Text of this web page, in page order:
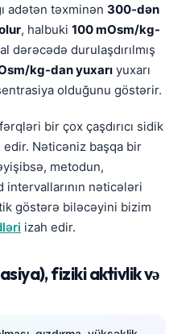
adətən təxminən 300-dən
, halbuki 100 mOsm/kg-
dərəcədə durulaşdırılmış
kg-dan yuxarı yuxarı
olduğunu göstərir.
bir çox çaşdırıcı sidik
edir. Nəticəniz başqa bir
metodun,
nəticələri
göstərə biləcəyini bizim
izah edir.
fiziki aktivlik və